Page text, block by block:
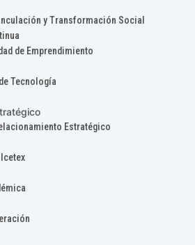
y Transformación Social
de Emprendimiento
Tecnología
Estratégico